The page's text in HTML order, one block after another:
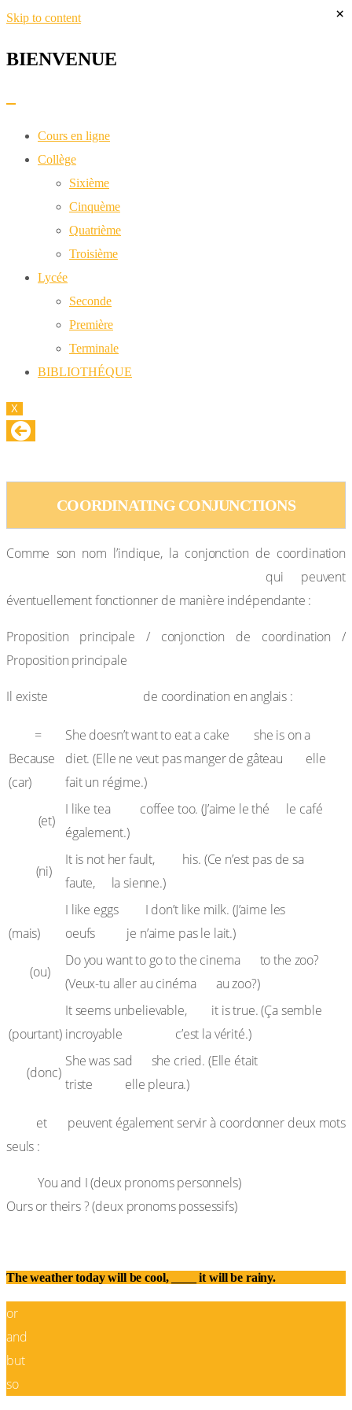
Skip to content
BIENVENUE​
Cours en ligne
Collège
Sixième
Cinquème
Quatrième
Troisième
Lycée
Seconde
Première
Terminale
BIBLIOTHÉQUE
X
COORDINATING CONJUNCTIONS
Comme son nom l’indique, la conjonction de coordination
qui peuvent
éventuellement fonctionner de manière indépendante :
Proposition principale / conjonction de coordination /
Proposition principale
Il existe de coordination en anglais :
=
Because
(car)
She doesn’t want to eat a cake
she is on a
diet. (Elle ne veut pas manger de gâteau
elle
fait un régime.)
(et)
I like tea coffee too. (J’aime le thé
le café
également.)
(ni)
It is not her fault,
his. (Ce n’est pas de sa
faute,
la sienne.)
(mais)
I like eggs
I don’t like milk. (J’aime les
oeufs
je n’aime pas le lait.)
(ou)
Do you want to go to the cinema
to the zoo?
(Veux-tu aller au cinéma
au zoo?)
(pourtant)
It seems unbelievable,
it is true. (Ça semble
incroyable
c’est la vérité.)
(donc)
She was sad
she cried. (Elle était
triste
elle pleura.)
et
peuvent également servir à coordonner deux mots
seuls :
You and I (deux pronoms personnels)
Ours or theirs ? (deux pronoms possessifs)
The weather today will be cool, ____ it will be rainy.
or
and
but
so
×